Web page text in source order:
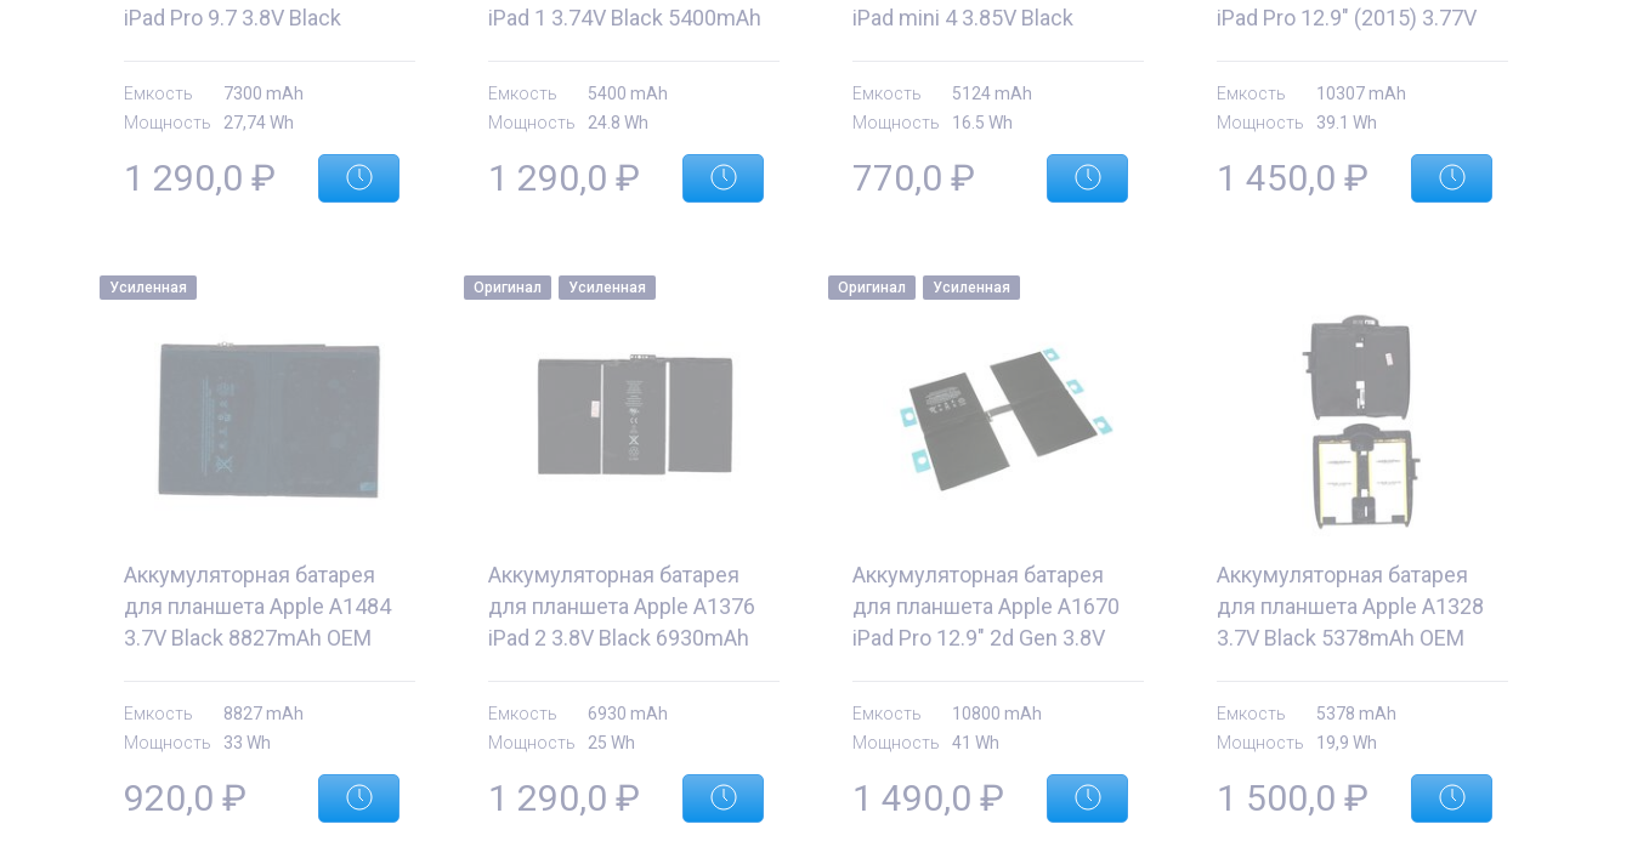
iPad Pro 9.7 3.8V Black
Емкость
7300 mAh
Мощность
27,74 Wh
1 290,0 ₽
iPad 1 3.74V Black 5400mAh
Емкость
5400 mAh
Мощность
24.8 Wh
1 290,0 ₽
iPad mini 4 3.85V Black
Емкость
5124 mAh
Мощность
16.5 Wh
770,0 ₽
iPad Pro 12.9" (2015) 3.77V
Емкость
10307 mAh
Мощность
39.1 Wh
1 450,0 ₽
Усиленная
Аккумуляторная батарея
для планшета Apple A1484
3.7V Black 8827mAh OEM
Емкость
8827 mAh
Мощность
33 Wh
920,0 ₽
Оригинал Усиленная
Аккумуляторная батарея
для планшета Apple A1376
iPad 2 3.8V Black 6930mAh
Емкость
6930 mAh
Мощность
25 Wh
1 290,0 ₽
Оригинал Усиленная
Аккумуляторная батарея
для планшета Apple A1670
iPad Pro 12.9" 2d Gen 3.8V
Емкость
10800 mAh
Мощность
41 Wh
1 490,0 ₽
Аккумуляторная батарея
для планшета Apple A1328
3.7V Black 5378mAh OEM
Емкость
5378 mAh
Мощность
19,9 Wh
1 500,0 ₽